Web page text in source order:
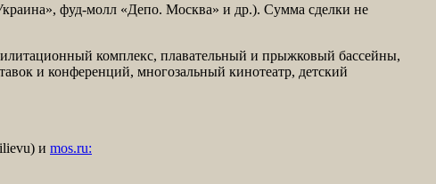
фуд-молл «Депо. Москва» и др.). Сумма сделки не
комплекс, плавательный и прыжковый бассейны,
и конференций, многозальный кинотеатр, детский
и mos.ru: